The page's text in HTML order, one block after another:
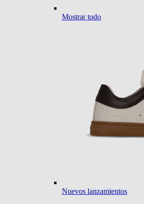
Mostrar todo
Nuevos lanzamientos